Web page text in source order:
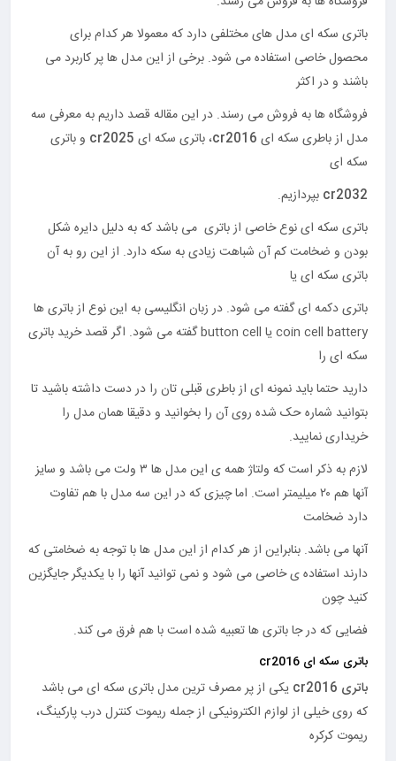
باتری سکه ای مدل های مختلفی دارد که معمولا هر کدام برای
محصول خاصی استفاده می شود. برخی از این مدل ها پر کاربرد می
باشند و در اکثر
فروشگاه ها به فروش می رسند. در این مقاله قصد داریم به معرفی سه
مدل از باطری سکه ای cr2016، باتری سکه ای cr2025 و باتری
سکه ای
cr2032 بپردازیم.
باتری سکه ای نوع خاصی از باتری می باشد که به دلیل دایره شکل
بودن و ضخامت کم آن شباهت زیادی به سکه دارد. از این رو به آن
باتری سکه ای یا
باتری دکمه ای گفته می شود. در زبان انگلیسی به این نوع از باتری ها
coin cell battery یا button cell گفته می شود. اگر قصد خرید باتری
سکه ای را
دارید حتما باید نمونه ای از باطری قبلی تان را در دست داشته باشید تا
بتوانید شماره حک شده روی آن را بخوانید و دقیقا همان مدل را
خریداری نمایید.
لازم به ذکر است که ولتاژ همه ی این مدل ها ۳ ولت می باشد و سایز
آنها هم ۲۰ میلیمتر است. اما چیزی که در این سه مدل با هم تفاوت
دارد ضخامت
آنها می باشد. بنابراین از هر کدام از این مدل ها با توجه به ضخامتی که
دارند استفاده ی خاصی می شود و نمی توانید آنها را با یکدیگر جایگزین
کنید چون
فضایی که در جا باتری ها تعبیه شده است با هم فرق می کند.
باتری سکه ای cr2016
باتری cr2016
یکی از پر مصرف ترین مدل باتری سکه ای می باشد
که روی خیلی از لوازم الکترونیکی از جمله ریموت کنترل درب پارکینگ،
ریموت کرکره